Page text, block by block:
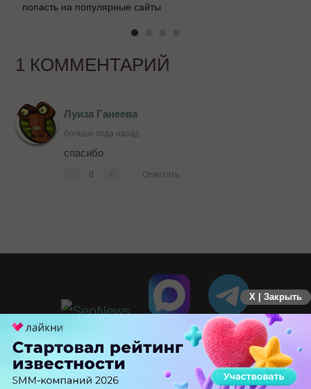
попасть на популярные сайты
1 КОММЕНТАРИЙ
Луиза Ганеева
больше года назад
спасибо
0 Ответить
X | Закрыть
ПЕРЕЙТИ НА ПОЛНУЮ ВЕРСИЮ
© SEOnews.ru Все права защищены. 2026